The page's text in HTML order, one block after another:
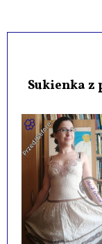
Sukienka